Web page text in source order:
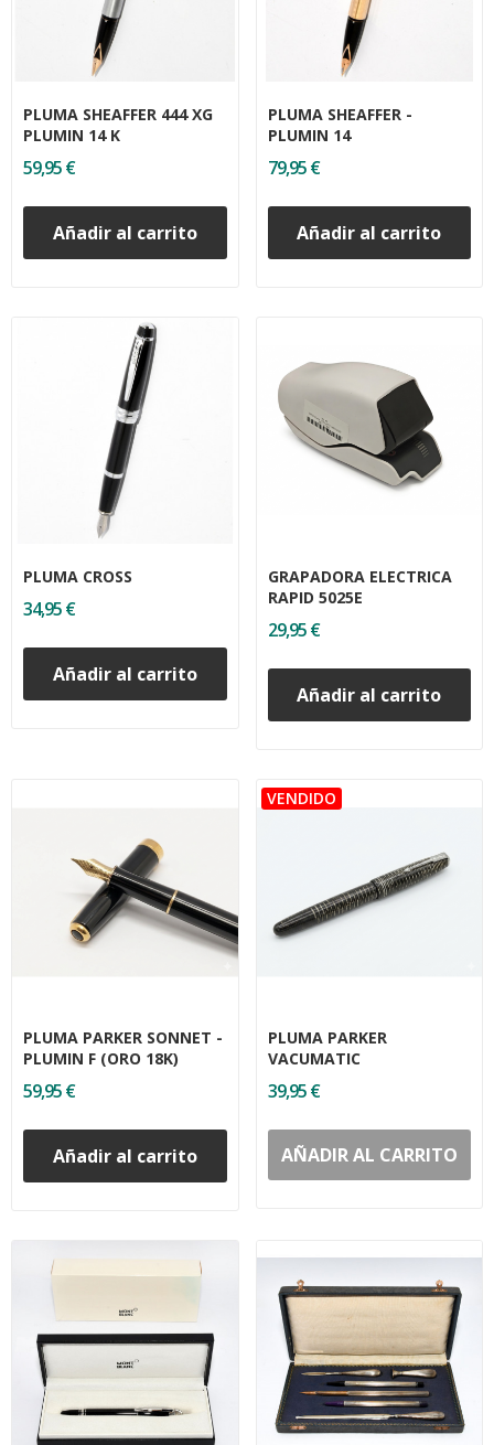
PLUMA SHEAFFER 444 XG
PLUMIN 14 K
59,95 €
Añadir al carrito
PLUMA SHEAFFER -
PLUMIN 14
79,95 €
Añadir al carrito
PLUMA CROSS
34,95 €
Añadir al carrito
GRAPADORA ELECTRICA
RAPID 5025E
29,95 €
Añadir al carrito
PLUMA PARKER SONNET -
PLUMIN F (ORO 18K)
59,95 €
Añadir al carrito
PLUMA PARKER
VACUMATIC
39,95 €
AÑADIR AL CARRITO